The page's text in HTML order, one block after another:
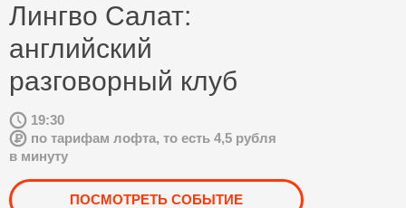
Лингво Салат:
английский
разговорный клуб
19:30
по тарифам лофта, то есть 4,5 рубля
в минуту
ПОСМОТРЕТЬ СОБЫТИЕ